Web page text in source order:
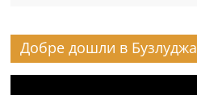
Добре дошли в Бузлуджа